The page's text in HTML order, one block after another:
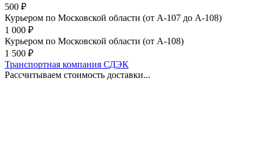
500 ₽
Курьером по Московской области (от А-107 до А-108)
1 000 ₽
Курьером по Московской области (от А-108)
1 500 ₽
Транспортная компания СДЭК
Рассчитываем стоимость доставки...